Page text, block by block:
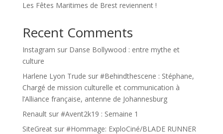
Les Fêtes Maritimes de Brest reviennent !
Recent Comments
Instagram sur Danse Bollywood : entre mythe et
culture
Harlene Lyon Trude sur #Behindthescene : Stéphane,
Chargé de mission culturelle et communication à
l’Alliance française, antenne de Johannesburg
Renaultsur #Avent2k19 : Semaine 1
SiteGreatsur #Hommage: ExploCiné/BLADE RUNNER